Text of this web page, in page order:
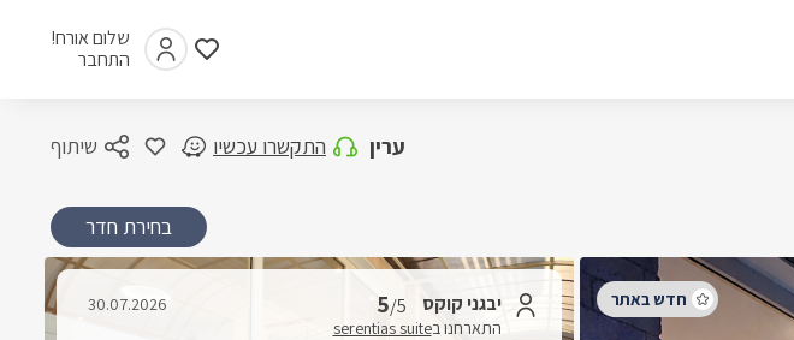
שלום אורח!
התחבר
שיתוף ערין התקשרו עכשיו
בחירת חדר
יבגני קוקס 5/5
התארחנו בserentias suite
30.07.2026